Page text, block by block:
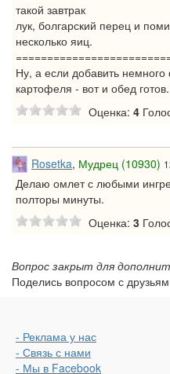
такой завтрак
лук, болгарский перец и
несколько яиц.
Ну, а если добавить
картофеля - вот и обед готов.
Оценка: 4
Rosetka, Мудрец (10930)
Делаю омлет с любыми
полторы минуты.
Оценка: 3
Вопрос закрыт для
Поделись вопросом с
- Реклама у нас
- Связь с нами
- Мы в Facebook